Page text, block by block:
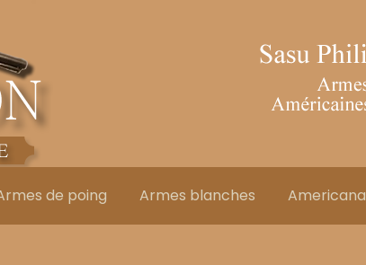
de poing Armes blanches Americana